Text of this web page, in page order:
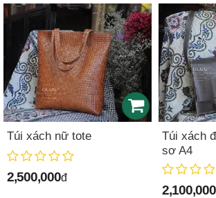
Túi xách nữ tote
2,500,000đ
Túi xách
sơ A4
2,100,000